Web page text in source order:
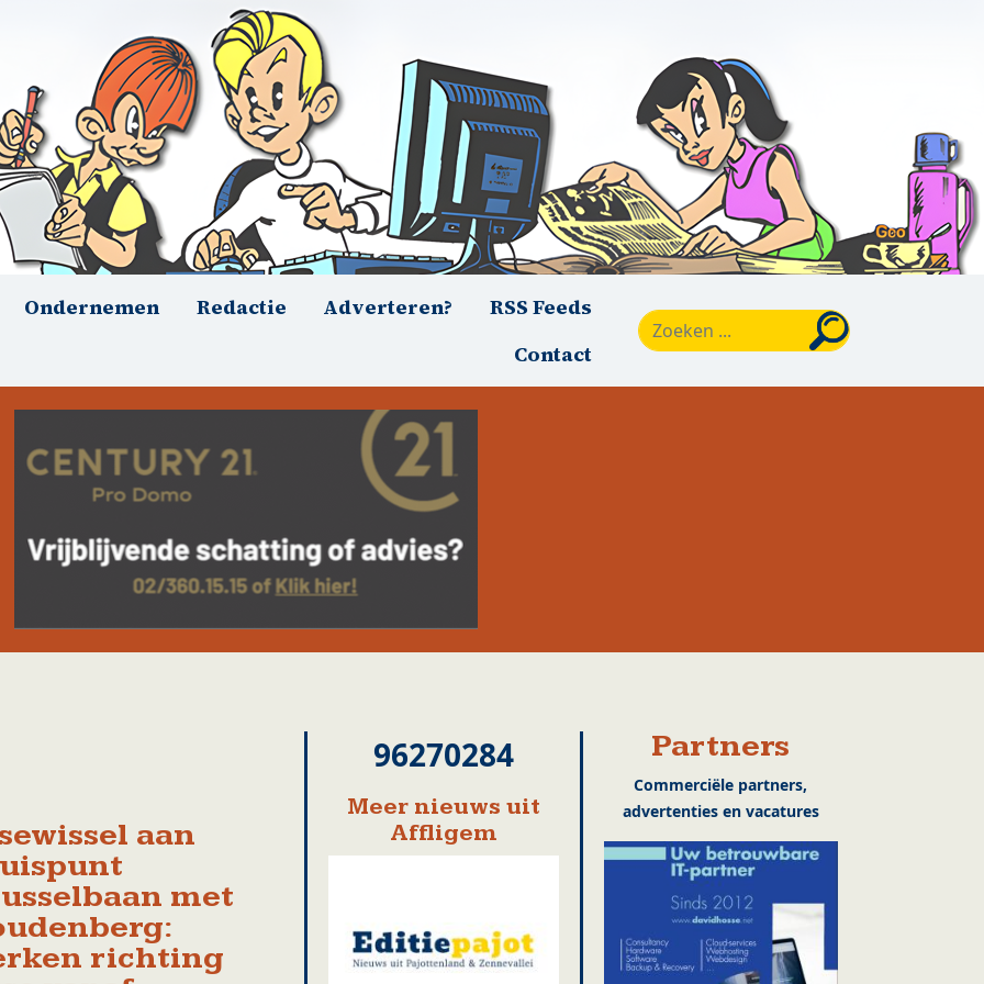
Ondernemen Redactie Adverteren?
RSS Feeds
Contact
aan
met
richting
96270284
Meer nieuws uit
Affligem
Partners
Commerciële partners,
advertenties en vacatures